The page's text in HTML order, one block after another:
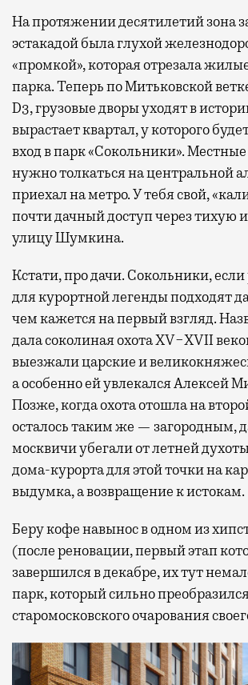
На протяжении десятилетий зона
эстакадой была глухой
«промкой», которая отрезала
парка. Теперь по Митьковской
D3, грузовые дворы уходят в
вырастает квартал, у которого
вход в парк «Сокольники».
нужно толкаться на центральной
приехал на метро. У тебя свой,
почти дачный доступ через тихую
улицу Шумкина.
Кстати, про дачи. Сокольники, если
для курортной легенды подходят
чем кажется на первый взгляд.
дала соколиная охота XV−XVII
выезжали царские и
а особенно ей увлекался Алексей
Позже, когда охота отошла на
осталось таким же — загородным,
москвичи убегали от летней
дома-курорта для этой точки на
выдумка, а возвращение к истокам.
Беру кофе навынос в одном из
(после реновации, первый этап
завершился в декабре, их тут
парк, который сильно
старомосковского очарования